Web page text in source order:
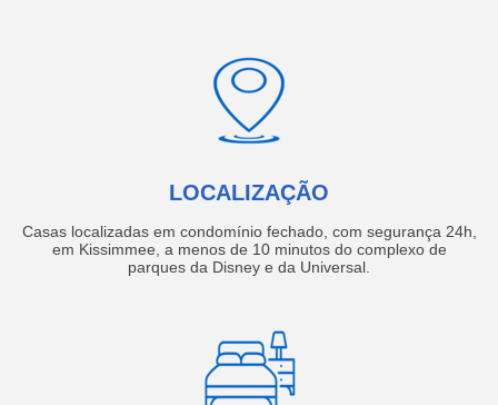
LOCALIZAÇÃO
Casas localizadas em condomínio fechado, com segurança 24h,
em Kissimmee, a menos de 10 minutos do complexo de
parques da Disney e da Universal.